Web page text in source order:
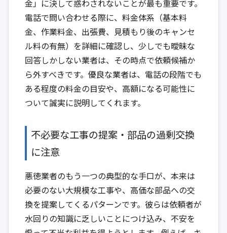
金」に決して惑わされないことが最も重要です。
電話で問い合わせる際に、料金体系（基本料
金、作業料金、出張費、見積もり後のキャンセ
ル料の有無）を詳細に確認し、少しでも曖昧な
回答しかしない業者は、その時点で依頼候補か
ら外すべきです。優良な業者は、電話の段階でも
ある程度の料金の目安や、高額になる可能性に
ついて誠実に説明してくれます。
不必要な工事の提案・部品の過剰交換
に注意
悪徳業者のもう一つの典型的な手口が、本来は
必要のない大規模な工事や、高価な部品への交
換を提案してくるパターンです。彼らは依頼者が
水回りの知識に乏しいことにつけ込み、不安を